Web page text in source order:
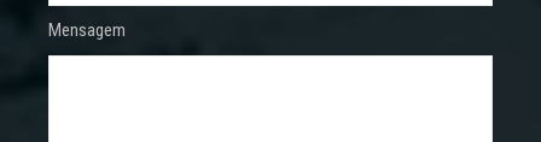
Mensagem